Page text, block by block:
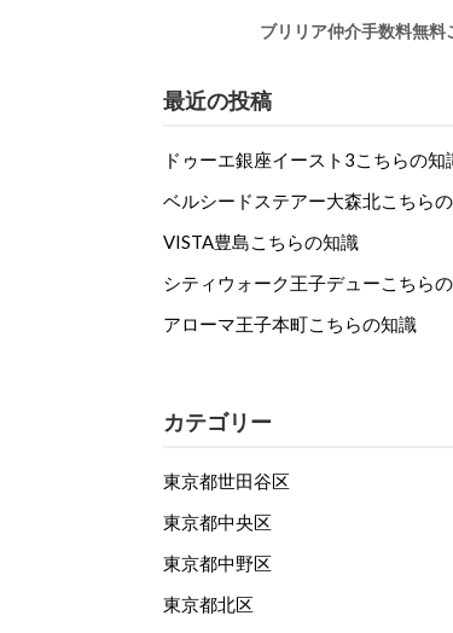
ブリリア仲介手数料無料
最近の投稿
ドゥーエ銀座イースト3こちらの知
ベルシードステアー大森北こちら
VISTA豊島こちらの知識
シティウォーク王子デューこちら
アローマ王子本町こちらの知識
カテゴリー
東京都世田谷区
東京都中央区
東京都中野区
東京都北区